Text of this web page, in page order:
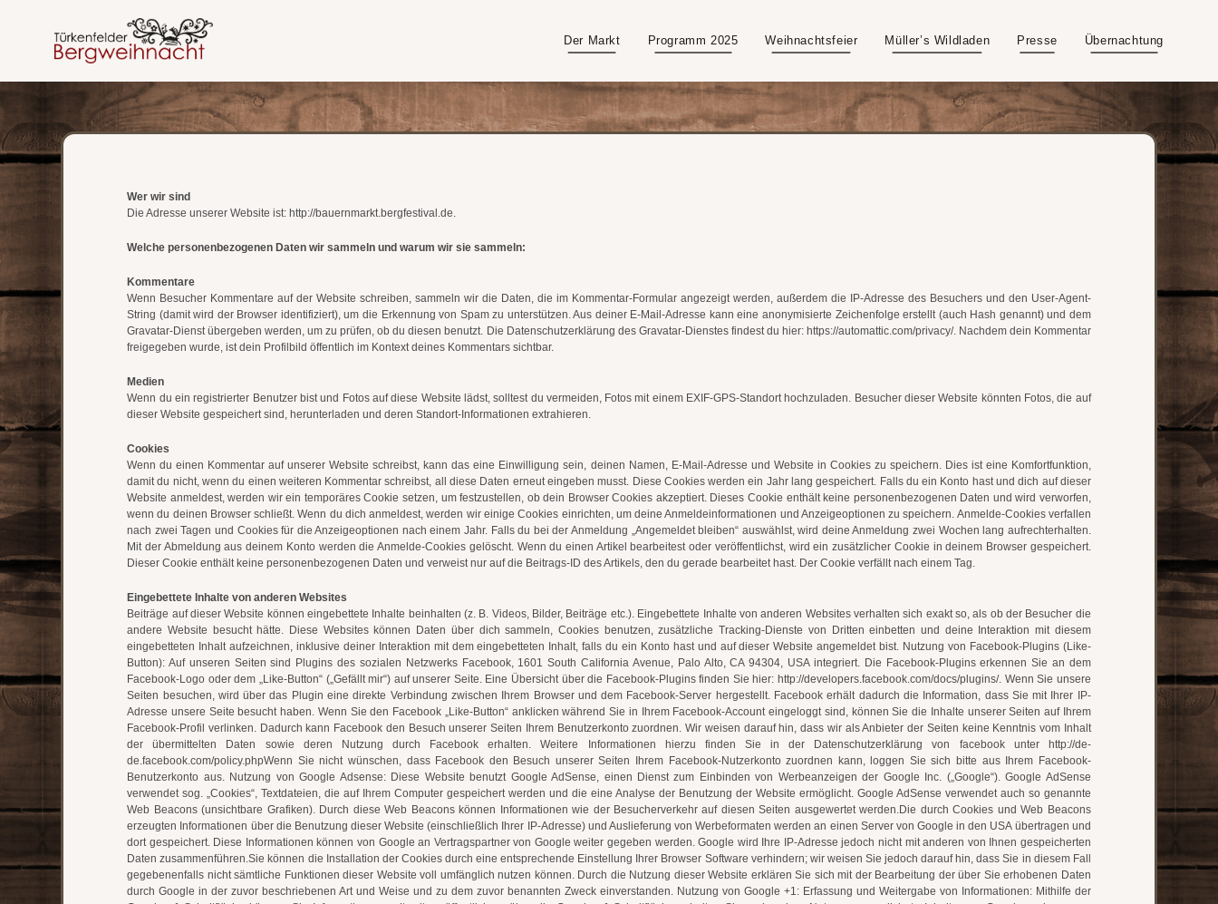
Der Markt Programm 2025 Weihnachtsfeier Müller’s Wildladen Presse Übernachtung
Wer wir sind
Die Adresse unserer Website ist: http://bauernmarkt.bergfestival.de.
Welche personenbezogenen Daten wir sammeln und warum wir sie sammeln:
Kommentare
Wenn Besucher Kommentare auf der Website schreiben, sammeln wir die Daten, die im Kommentar-Formular angezeigt werden, außerdem die IP-Adresse des Besuchers und den User-Agent-
String (damit wird der Browser identifiziert), um die Erkennung von Spam zu unterstützen. Aus deiner E-Mail-Adresse kann eine anonymisierte Zeichenfolge erstellt (auch Hash genannt) und dem
Gravatar-Dienst übergeben werden, um zu prüfen, ob du diesen benutzt. Die Datenschutzerklärung des Gravatar-Dienstes findest du hier: https://automattic.com/privacy/. Nachdem dein Kommentar
freigegeben wurde, ist dein Profilbild öffentlich im Kontext deines Kommentars sichtbar.
Medien
Wenn du ein registrierter Benutzer bist und Fotos auf diese Website lädst, solltest du vermeiden, Fotos mit einem EXIF-GPS-Standort hochzuladen. Besucher dieser Website könnten Fotos, die auf
dieser Website gespeichert sind, herunterladen und deren Standort-Informationen extrahieren.
Cookies
Wenn du einen Kommentar auf unserer Website schreibst, kann das eine Einwilligung sein, deinen Namen, E-Mail-Adresse und Website in Cookies zu speichern. Dies ist eine Komfortfunktion,
damit du nicht, wenn du einen weiteren Kommentar schreibst, all diese Daten erneut eingeben musst. Diese Cookies werden ein Jahr lang gespeichert. Falls du ein Konto hast und dich auf dieser
Website anmeldest, werden wir ein temporäres Cookie setzen, um festzustellen, ob dein Browser Cookies akzeptiert. Dieses Cookie enthält keine personenbezogenen Daten und wird verworfen,
wenn du deinen Browser schließt. Wenn du dich anmeldest, werden wir einige Cookies einrichten, um deine Anmeldeinformationen und Anzeigeoptionen zu speichern. Anmelde-Cookies verfallen
nach zwei Tagen und Cookies für die Anzeigeoptionen nach einem Jahr. Falls du bei der Anmeldung „Angemeldet bleiben“ auswählst, wird deine Anmeldung zwei Wochen lang aufrechterhalten.
Mit der Abmeldung aus deinem Konto werden die Anmelde-Cookies gelöscht. Wenn du einen Artikel bearbeitest oder veröffentlichst, wird ein zusätzlicher Cookie in deinem Browser gespeichert.
Dieser Cookie enthält keine personenbezogenen Daten und verweist nur auf die Beitrags-ID des Artikels, den du gerade bearbeitet hast. Der Cookie verfällt nach einem Tag.
Eingebettete Inhalte von anderen Websites
Beiträge auf dieser Website können eingebettete Inhalte beinhalten (z. B. Videos, Bilder, Beiträge etc.). Eingebettete Inhalte von anderen Websites verhalten sich exakt so, als ob der Besucher die
andere Website besucht hätte. Diese Websites können Daten über dich sammeln, Cookies benutzen, zusätzliche Tracking-Dienste von Dritten einbetten und deine Interaktion mit diesem
eingebetteten Inhalt aufzeichnen, inklusive deiner Interaktion mit dem eingebetteten Inhalt, falls du ein Konto hast und auf dieser Website angemeldet bist. Nutzung von Facebook-Plugins (Like-
Button): Auf unseren Seiten sind Plugins des sozialen Netzwerks Facebook, 1601 South California Avenue, Palo Alto, CA 94304, USA integriert. Die Facebook-Plugins erkennen Sie an dem
Facebook-Logo oder dem „Like-Button“ („Gefällt mir“) auf unserer Seite. Eine Übersicht über die Facebook-Plugins finden Sie hier: http://developers.facebook.com/docs/plugins/. Wenn Sie unsere
Seiten besuchen, wird über das Plugin eine direkte Verbindung zwischen Ihrem Browser und dem Facebook-Server hergestellt. Facebook erhält dadurch die Information, dass Sie mit Ihrer IP-
Adresse unsere Seite besucht haben. Wenn Sie den Facebook „Like-Button“ anklicken während Sie in Ihrem Facebook-Account eingeloggt sind, können Sie die Inhalte unserer Seiten auf Ihrem
Facebook-Profil verlinken. Dadurch kann Facebook den Besuch unserer Seiten Ihrem Benutzerkonto zuordnen. Wir weisen darauf hin, dass wir als Anbieter der Seiten keine Kenntnis vom Inhalt
der übermittelten Daten sowie deren Nutzung durch Facebook erhalten. Weitere Informationen hierzu finden Sie in der Datenschutzerklärung von facebook unter http://de-
de.facebook.com/policy.phpWenn Sie nicht wünschen, dass Facebook den Besuch unserer Seiten Ihrem Facebook-Nutzerkonto zuordnen kann, loggen Sie sich bitte aus Ihrem Facebook-
Benutzerkonto aus. Nutzung von Google Adsense: Diese Website benutzt Google AdSense, einen Dienst zum Einbinden von Werbeanzeigen der Google Inc. („Google“). Google AdSense
verwendet sog. „Cookies“, Textdateien, die auf Ihrem Computer gespeichert werden und die eine Analyse der Benutzung der Website ermöglicht. Google AdSense verwendet auch so genannte
Web Beacons (unsichtbare Grafiken). Durch diese Web Beacons können Informationen wie der Besucherverkehr auf diesen Seiten ausgewertet werden.Die durch Cookies und Web Beacons
erzeugten Informationen über die Benutzung dieser Website (einschließlich Ihrer IP-Adresse) und Auslieferung von Werbeformaten werden an einen Server von Google in den USA übertragen und
dort gespeichert. Diese Informationen können von Google an Vertragspartner von Google weiter gegeben werden. Google wird Ihre IP-Adresse jedoch nicht mit anderen von Ihnen gespeicherten
Daten zusammenführen.Sie können die Installation der Cookies durch eine entsprechende Einstellung Ihrer Browser Software verhindern; wir weisen Sie jedoch darauf hin, dass Sie in diesem Fall
gegebenenfalls nicht sämtliche Funktionen dieser Website voll umfänglich nutzen können. Durch die Nutzung dieser Website erklären Sie sich mit der Bearbeitung der über Sie erhobenen Daten
durch Google in der zuvor beschriebenen Art und Weise und zu dem zuvor benannten Zweck einverstanden. Nutzung von Google +1: Erfassung und Weitergabe von Informationen: Mithilfe der